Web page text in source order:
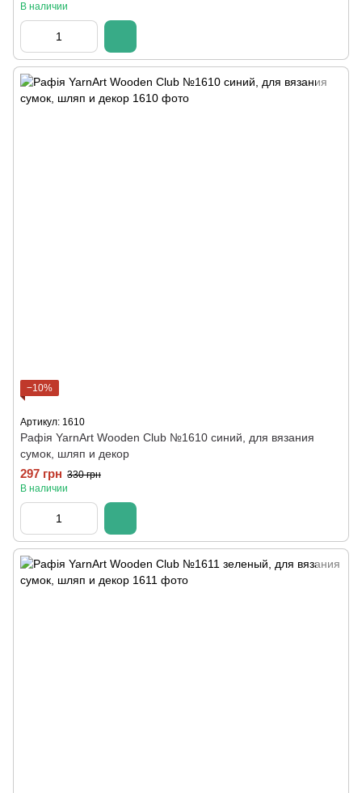
В наличии
−10%
Артикул: 1610
Рафія YarnArt Wooden Club №1610 синий, для вязания
сумок, шляп и декор
297 грн 330 грн
В наличии